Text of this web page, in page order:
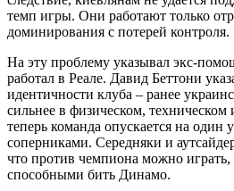
темп игры. Они работают только
доминирования с потерей контроля.
На эту проблему указывал экс-
работал в Реале. Давид Беттони
идентичности клуба – ранее
сильнее в физическом, техническом
теперь команда опускается на один
соперниками. Середняки и
что против чемпиона можно играть,
способными бить Динамо.